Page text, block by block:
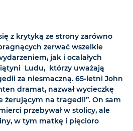
z krytyką ze strony zarówno
zerwać wszelkie
jak i ocalałych
Ludu, którzy uważają
za niesmaczną. 65-letni John
dramat, nazwał wycieczkę
żerującym na tragedii”. On sam
przebywał w stolicy, ale
w tym matkę i pięcioro